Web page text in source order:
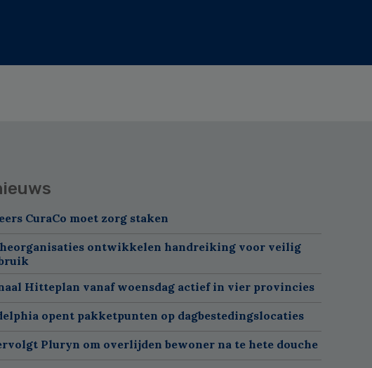
CuraCo moet zorg staken
ontwikkelen handreiking voor veilig
Hitteplan vanaf woensdag actief in vier provincies
opent pakketpunten op dagbestedingslocaties
Pluryn om overlijden bewoner na te hete douche